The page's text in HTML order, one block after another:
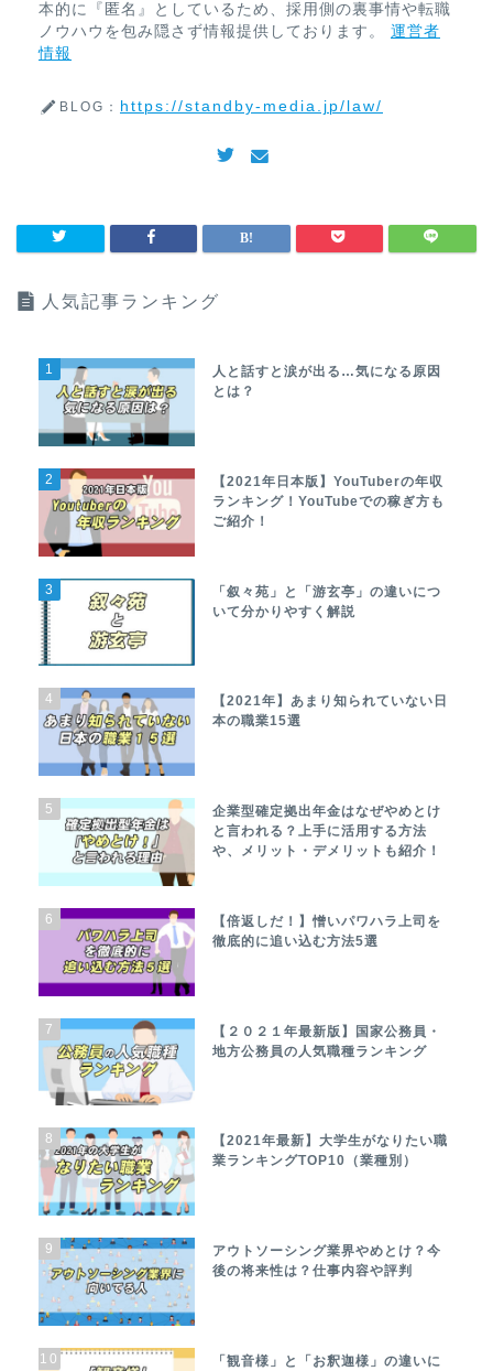
本的に『匿名』としているため、採用側の裏事情や転職
ノウハウを包み隠さず情報提供しております。 運営者
情報
BLOG： https://standby-media.jp/law/
人気記事ランキング
1
人と話すと涙が出る…気になる原因
とは？
2
【2021年日本版】YouTuberの年収
ランキング！YouTubeでの稼ぎ方も
ご紹介！
3
「叙々苑」と「游玄亭」の違いにつ
いて分かりやすく解説
4
【2021年】あまり知られていない日
本の職業15選
5
企業型確定拠出年金はなぜやめとけ
と言われる？上手に活用する方法
や、メリット・デメリットも紹介！
6
【倍返しだ！】憎いパワハラ上司を
徹底的に追い込む方法5選
7
【２０２１年最新版】国家公務員・
地方公務員の人気職種ランキング
8
【2021年最新】大学生がなりたい職
業ランキングTOP10（業種別）
9
アウトソーシング業界やめとけ？今
後の将来性は？仕事内容や評判
10
「観音様」と「お釈迦様」の違いに